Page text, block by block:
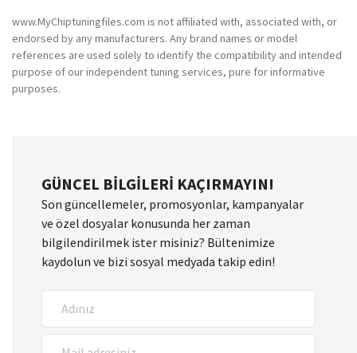
www.MyChiptuningfiles.com is not affiliated with, associated with, or
endorsed by any manufacturers. Any brand names or model
references are used solely to identify the compatibility and intended
purpose of our independent tuning services, pure for informative
purposes.
GÜNCEL BILGILERI KAÇIRMAYIN!
Son güncellemeler, promosyonlar, kampanyalar
ve özel dosyalar konusunda her zaman
bilgilendirilmek ister misiniz? Bültenimize
kaydolun ve bizi sosyal medyada takip edin!